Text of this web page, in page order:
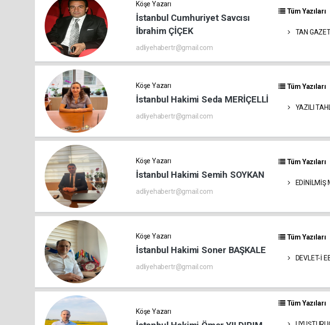
Köşe Yazarı
İstanbul Cumhuriyet Savcısı
İbrahim ÇİÇEK
adliyehabertr@gmail.com
Tüm Yazıları
TAN
Köşe Yazarı
İstanbul Hakimi Seda MERİÇELLİ
adliyehabertr@gmail.com
Tüm Yazıları
YAZILI
Köşe Yazarı
İstanbul Hakimi Semih SOYKAN
adliyehabertr@gmail.com
Tüm Yazıları
EDİNİLMİŞ
Köşe Yazarı
İstanbul Hakimi Soner BAŞKALE
adliyehabertr@gmail.com
Tüm Yazıları
DEVLET-İ
Köşe Yazarı
Tüm Yazıları